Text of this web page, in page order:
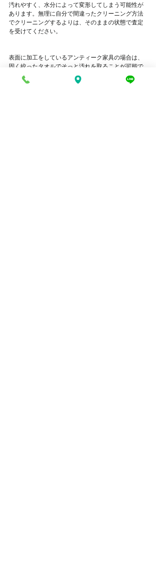
汚れやすく、水分によって変形してしまう可能性が
あります。無理に自分で間違ったクリーニング方法
でクリーニングするよりは、そのままの状態で査定
を受けてください。
表面に加工をしているアンティーク家具の場合は、
固く絞ったタオルでそっと汚れを取ることが可能で
すが、表面塗装が劣化しているとシミの原因になる
ので、見極めができない場合は乾拭きに留めておき